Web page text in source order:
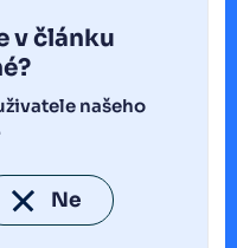
v článku
našeho
Ne